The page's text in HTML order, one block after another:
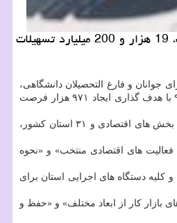
كار و درآمد: برمبنای آمار طرح های اشتغال فراگیر، در سال قبل به سبب تاخیر در ابلاغ اعتبارات بانكی، از مجموع 26 هزار و 700 میلیارد ریال تسهیلات مصوب، 19 هزار و 200 میلیارد تسهیلات
و فارغ التحصیلان دانشگاهی،
مقاومتی و ابلاغ از طرف این ستاد در تاریخ ۳۱ خرداد ۹۶ با هدف گذاری ایجاد ۹۷۱ هزار فرصت
این برنامه با تقسیم كار دستگاهی در سال ۱۳۹۶ و با رویكردهای مؤثر و هدفمند در هر دو طرف عرضه و تقاضای بازار كار بوسیله شناسایی و تعیین رسته های منتخب اشتغالزا به تفكیك بخش های اقتصادی و ۳۱ استان كشور،
های اقتصادی منتخب» و «نحوه
كلیه دستگاه های اجرایی استان برای
بازار كار از ابعاد مختلف» و «حفظ و